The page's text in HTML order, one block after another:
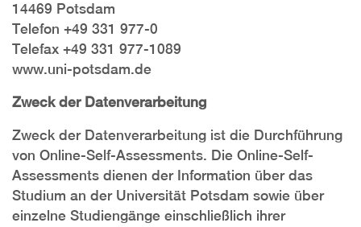
14469 Potsdam
Telefon +49 331 977-0
Telefax +49 331 977-1089
www.uni-potsdam.de
Zweck der Datenverarbeitung
Zweck der Datenverarbeitung ist die Durchführung
von Online-Self-Assessments. Die Online-Self-
Assessments dienen der Information über das
Studium an der Universität Potsdam sowie über
einzelne Studiengänge einschließlich ihrer